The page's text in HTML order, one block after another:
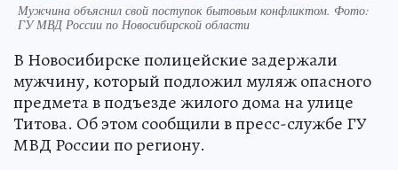
Мужчина объяснил свой поступок бытовым конфликтом. Фото:
ГУ МВД России по Новосибирской области
В Новосибирске полицейские задержали
мужчину, который подложил муляж опасного
предмета в подъезде жилого дома на улице
Титова. Об этом сообщили в пресс-службе ГУ
МВД России по региону.